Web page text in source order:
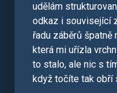
udělám
odkaz i související
řadu záběrů špatně
která mi uřízla
to stalo, ale nic s
když točíte tak obří